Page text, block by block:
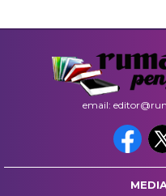
email: